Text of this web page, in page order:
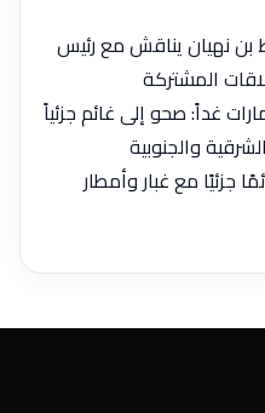
بن نهيان يناقش مع رئيس
المشتركة
غداً: صحو إلى غائم جزئياً
والجنوبية
جزئيًا مع غبار وأمطار